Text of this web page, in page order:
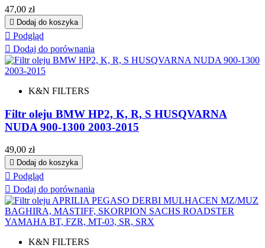
Cena
47,00 zł
 Dodaj do koszyka
 Podgląd
 Dodaj do porównania
K&N FILTERS
Filtr oleju BMW HP2, K, R, S HUSQVARNA
NUDA 900-1300 2003-2015
Cena
49,00 zł
 Dodaj do koszyka
 Podgląd
 Dodaj do porównania
K&N FILTERS